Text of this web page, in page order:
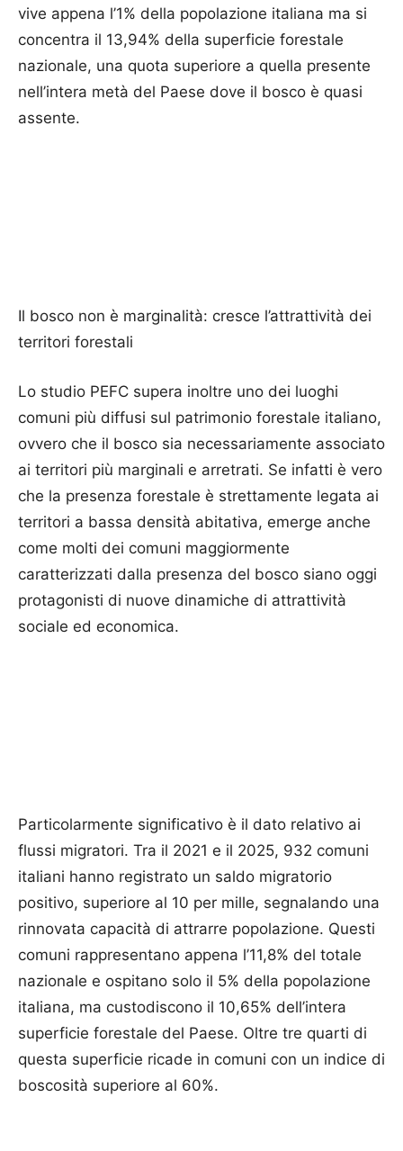
vive appena l’1% della popolazione italiana ma si
concentra il 13,94% della superficie forestale
nazionale, una quota superiore a quella presente
nell’intera metà del Paese dove il bosco è quasi
assente.
Il bosco non è marginalità: cresce l’attrattività dei
territori forestali
Lo studio PEFC supera inoltre uno dei luoghi
comuni più diffusi sul patrimonio forestale italiano,
ovvero che il bosco sia necessariamente associato
ai territori più marginali e arretrati. Se infatti è vero
che la presenza forestale è strettamente legata ai
territori a bassa densità abitativa, emerge anche
come molti dei comuni maggiormente
caratterizzati dalla presenza del bosco siano oggi
protagonisti di nuove dinamiche di attrattività
sociale ed economica.
Particolarmente significativo è il dato relativo ai
flussi migratori. Tra il 2021 e il 2025, 932 comuni
italiani hanno registrato un saldo migratorio
positivo, superiore al 10 per mille, segnalando una
rinnovata capacità di attrarre popolazione. Questi
comuni rappresentano appena l’11,8% del totale
nazionale e ospitano solo il 5% della popolazione
italiana, ma custodiscono il 10,65% dell’intera
superficie forestale del Paese. Oltre tre quarti di
questa superficie ricade in comuni con un indice di
boscosità superiore al 60%.